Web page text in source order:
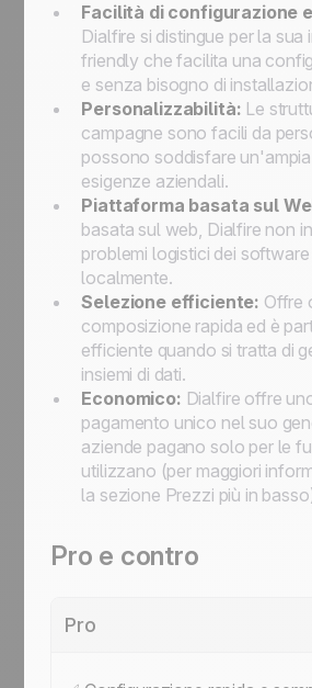
Facilità di configurazione
Dialfire si distingue per la
friendly che facilita una
e senza bisogno di
Personalizzabilità: Le
campagne sono facili da
possono soddisfare
esigenze aziendali.
Piattaforma basata sul
basata sul web, Dialfire non
problemi logistici dei
localmente.
Selezione efficiente: Offre
composizione rapida ed è
efficiente quando si tratta di
insiemi di dati.
Economico: Dialfire offre
pagamento unico nel suo
aziende pagano solo per le
utilizzano (per maggiori
la sezione Prezzi più in
Pro e contro
Pro